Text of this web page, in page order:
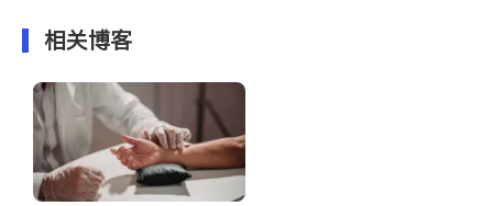
相关博客